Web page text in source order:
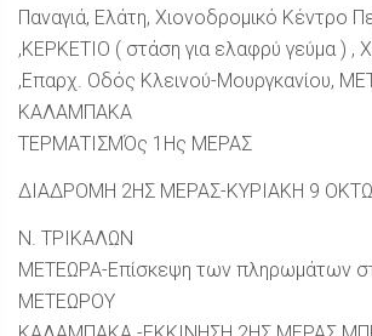
Παναγιά, Ελάτη, Χιονοδρομικό Κέντρο
,ΚΕΡΚΕΤΙΟ ( στάση για ελαφρύ γεύμα ) ,
,Επαρχ. Οδός Κλεινού-Μουργκανίου,
ΚΑΛΑΜΠΑΚΑ
ΤΕΡΜΑΤΙΣΜΌς 1Ης ΜΕΡΑΣ
ΔΙΑΔΡΟΜΗ 2ΗΣ ΜΕΡΑΣ-ΚΥΡΙΑΚΗ 9
Ν. ΤΡΙΚΑΛΩΝ
ΜΕΤΕΩΡΑ-Επίσκεψη των πληρωμάτων
ΜΕΤΕΩΡΟΥ